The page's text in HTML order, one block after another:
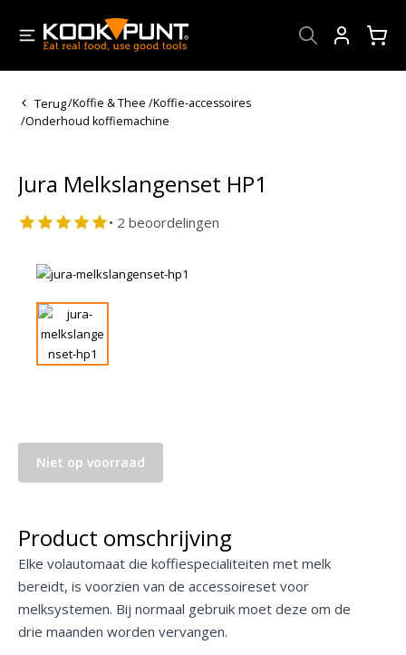
Terug/Koffie & Thee /Koffie-accessoires
/Onderhoud koffiemachine
Jura Melkslangenset HP1
• 2 beoordelingen
Niet op voorraad
Product omschrijving
Elke volautomaat die koffiespecialiteiten met melk
bereidt, is voorzien van de accessoireset voor
melksystemen. Bij normaal gebruik moet deze om de
drie maanden worden vervangen.